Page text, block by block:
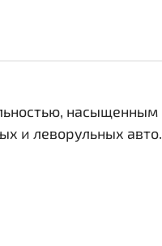
насыщенным
и леворульных авто.